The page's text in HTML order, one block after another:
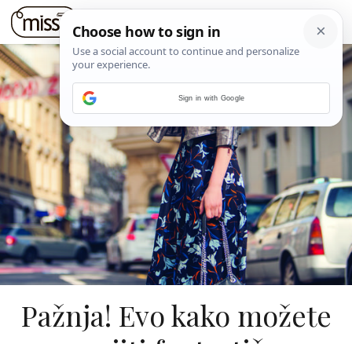
Pažnja! Evo kako možete
Sign in with Google